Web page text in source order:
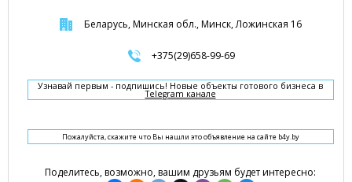
Беларусь, Минская обл., Минск, Ложинская 16
+375(29)658-99-69
Узнавай первым - подпишись! Новые объекты готового бизнеса в
Telegram канале
Пожалуйста, скажите что Вы нашли это объявление на сайте b4y.by
Поделитесь, возможно, вашим друзьям будет интересно: